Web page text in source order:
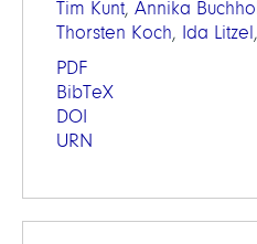
Tim Kunt, Annika
Thorsten Koch, Ida Litzel,
PDF
BibTeX
DOI
URN